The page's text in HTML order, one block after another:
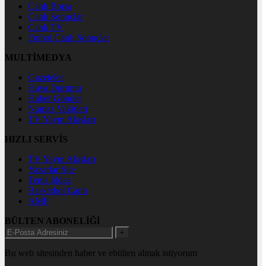
Canlı Borsa
Canlı Sonuçlar
Canlı TV
Futbol Canlı Sonuçlar
MULTİMEDYA
Gazeteler
Hava Durumu
Haber Gönder
Namaz Vakitleri
TV Yayın Akışları
HIZLI SERVİS
TV Yayın Akışları
Yazarlar Site
Tenis İddaa
Basketbol Canlı
AMP
BÜLTEN ABONELİĞİ
+
Bu web sitesinden haber ve ebülten almak istiyorum